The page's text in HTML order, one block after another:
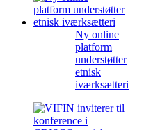
Ny online
platform
understøtter
etnisk
iværksætteri